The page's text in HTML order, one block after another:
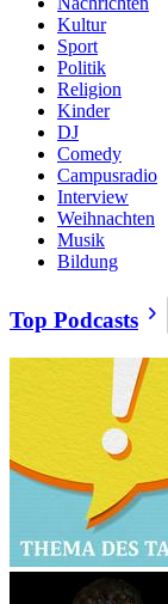
Kultur
Sport
Politik
Religion
Kinder
DJ
Comedy
Campusradio
Interview
Weihnachten
Musik
Bildung
Top Podcasts